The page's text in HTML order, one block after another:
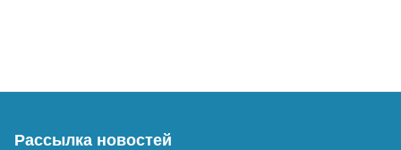
Рассылка новостей